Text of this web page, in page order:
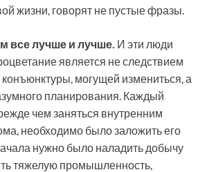
жизни, говорят не пустые фразы.
все лучше и лучше. И эти люди
является не следствием
конъюнктуры, могущей измениться, а
планирования. Каждый
чем заняться внутренним
необходимо было заложить его
нужно было наладить добычу
тяжелую промышленность,